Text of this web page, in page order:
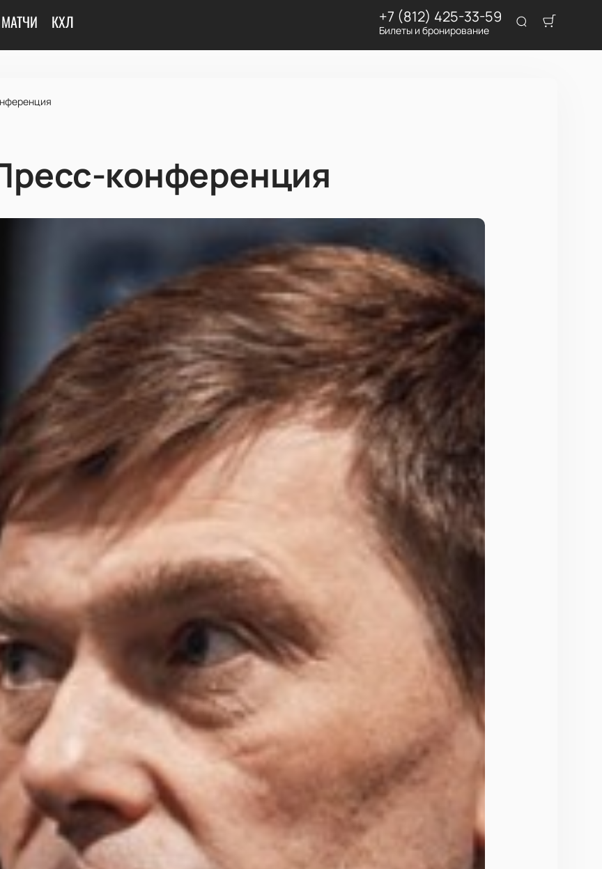
КХЛ +7 (812) 425-33-59
Билеты и бронирование
конференция